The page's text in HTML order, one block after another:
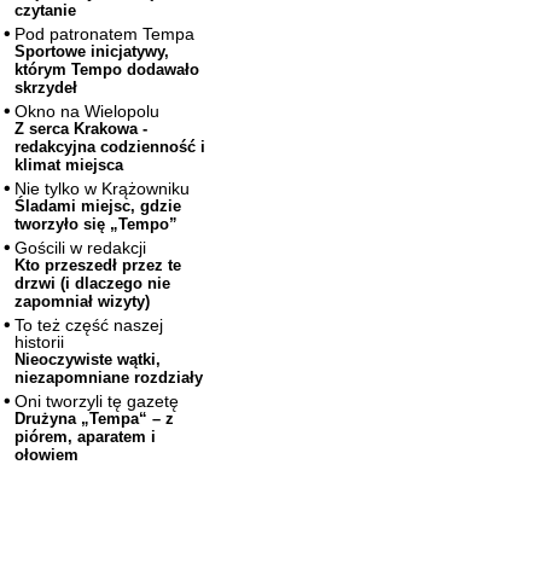
czytanie
Pod patronatem Tempa
Sportowe inicjatywy,
którym Tempo dodawało
skrzydeł
Okno na Wielopolu
Z serca Krakowa -
redakcyjna codzienność i
klimat miejsca
Nie tylko w Krążowniku
Śladami miejsc, gdzie
tworzyło się „Tempo”
Gościli w redakcji
Kto przeszedł przez te
drzwi (i dlaczego nie
zapomniał wizyty)
To też część naszej
historii
Nieoczywiste wątki,
niezapomniane rozdziały
Oni tworzyli tę gazetę
Drużyna „Tempa“ – z
piórem, aparatem i
ołowiem